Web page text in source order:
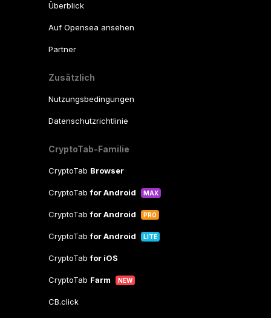
Überblick
Auf Opensea ansehen
Partner
Zusätzlich
Nutzungsbedingungen
Datenschutzrichtlinie
CryptoTab-Familie
CryptoTab Browser
CryptoTabfor Android MAX
CryptoTabfor Android PRO
CryptoTabfor Android LITE
CryptoTabfor iOS
CryptoTab Farm NEW
CB.click